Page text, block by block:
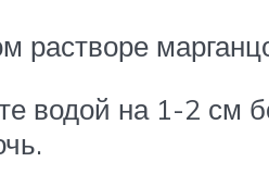
водой на 1-2 см